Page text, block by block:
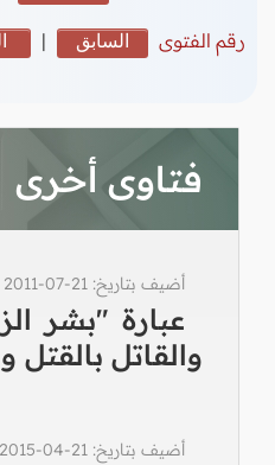
رقم الفتوى السابق |
فتاوى أخرى
أضيف بتاريخ: 21-07-2011
عبارة "بشر
والقاتل بالقتل
أضيف بتاريخ: 21-04-2015